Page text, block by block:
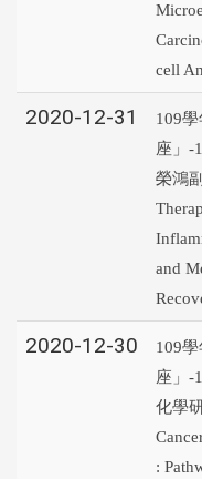
cell
2020-12-31
109
座」-
榮鴻
and
2020-12-30
109
座」-
化學
: